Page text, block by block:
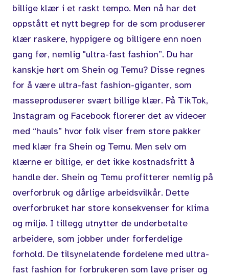
billige klær i et raskt tempo. Men nå har det
oppstått et nytt begrep for de som produserer
klær raskere, hyppigere og billigere enn noen
gang før, nemlig "ultra-fast fashion”. Du har
kanskje hørt om Shein og Temu? Disse regnes
for å være ultra-fast fashion-giganter, som
masseproduserer svært billige klær. På TikTok,
Instagram og Facebook florerer det av videoer
med “hauls” hvor folk viser frem store pakker
med klær fra Shein og Temu. Men selv om
klærne er billige, er det ikke kostnadsfritt å
handle der. Shein og Temu profitterer nemlig på
overforbruk og dårlige arbeidsvilkår. Dette
overforbruket har store konsekvenser for klima
og miljø. I tillegg utnytter de underbetalte
arbeidere, som jobber under forferdelige
forhold. De tilsynelatende fordelene med ultra-
fast fashion for forbrukeren som lave priser og